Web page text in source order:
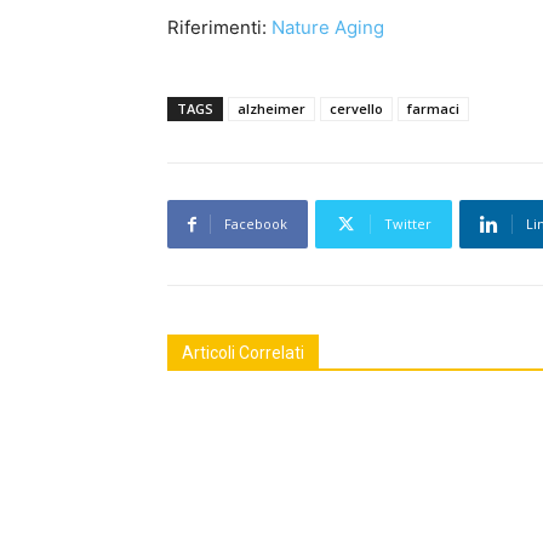
Riferimenti: Nature Aging
TAGS alzheimer cervello farmaci
Facebook Twitter
Articoli Correlati